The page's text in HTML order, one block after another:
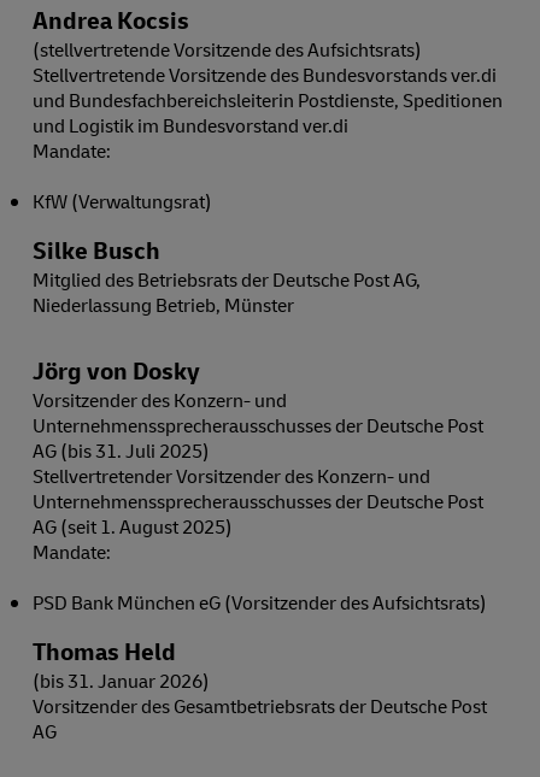
Andrea Kocsis
(stellvertretende Vorsitzende des Aufsichtsrats)
Stellvertretende Vorsitzende des Bundesvorstands ver.di
und Bundesfachbereichsleiterin Postdienste, Speditionen
und Logistik im Bundesvorstand ver.di
Mandate:
KfW (Verwaltungsrat)
Silke Busch
Mitglied des Betriebsrats der Deutsche Post AG,
Niederlassung Betrieb, Münster
Jörg von Dosky
Vorsitzender des Konzern- und
Unternehmenssprecherausschusses der Deutsche Post
AG (bis 31. Juli 2025)
Stellvertretender Vorsitzender des Konzern- und
Unternehmenssprecherausschusses der Deutsche Post
AG (seit 1. August 2025)
Mandate:
PSD Bank München eG (Vorsitzender des Aufsichtsrats)
Thomas Held
(bis 31. Januar 2026)
Vorsitzender des Gesamtbetriebsrats der Deutsche Post
AG